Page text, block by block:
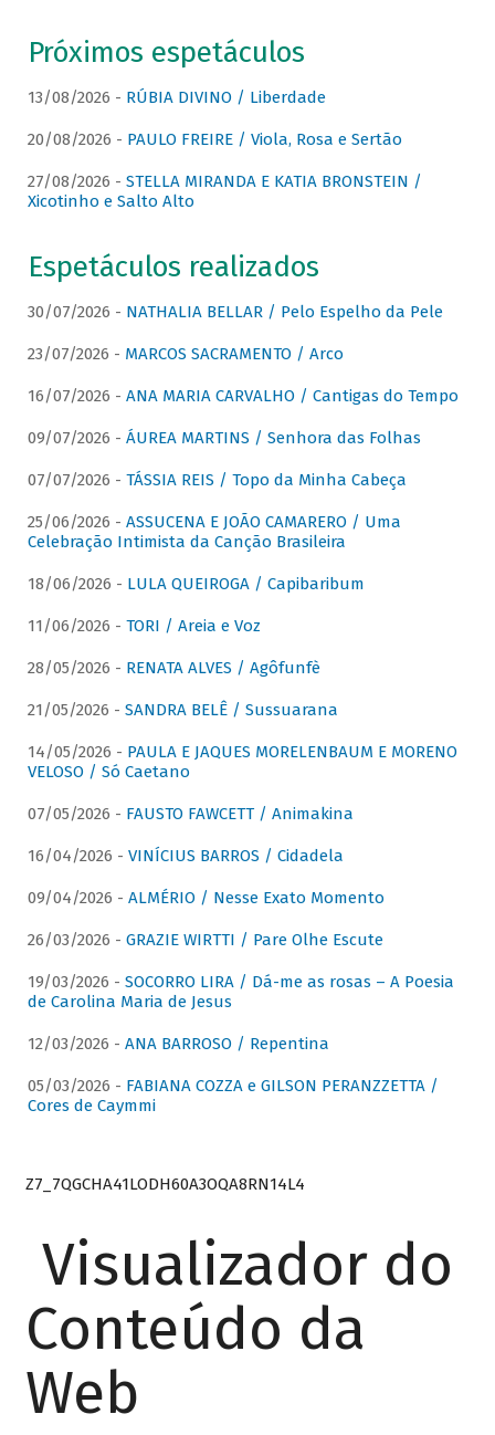
Próximos espetáculos
13/08/2026 - RÚBIA DIVINO / Liberdade
20/08/2026 - PAULO FREIRE / Viola, Rosa e Sertão
27/08/2026 - STELLA MIRANDA E KATIA BRONSTEIN /
Xicotinho e Salto Alto
Espetáculos realizados
30/07/2026 - NATHALIA BELLAR / Pelo Espelho da Pele
23/07/2026 - MARCOS SACRAMENTO / Arco
16/07/2026 - ANA MARIA CARVALHO / Cantigas do Tempo
09/07/2026 - ÁUREA MARTINS / Senhora das Folhas
07/07/2026 - TÁSSIA REIS / Topo da Minha Cabeça
25/06/2026 - ASSUCENA E JOÃO CAMARERO / Uma
Celebração Intimista da Canção Brasileira
18/06/2026 - LULA QUEIROGA / Capibaribum
11/06/2026 - TORI / Areia e Voz
28/05/2026 - RENATA ALVES / Agôfunfè
21/05/2026 - SANDRA BELÊ / Sussuarana
14/05/2026 - PAULA E JAQUES MORELENBAUM E MORENO
VELOSO / Só Caetano
07/05/2026 - FAUSTO FAWCETT / Animakina
16/04/2026 - VINÍCIUS BARROS / Cidadela
09/04/2026 - ALMÉRIO / Nesse Exato Momento
26/03/2026 - GRAZIE WIRTTI / Pare Olhe Escute
19/03/2026 - SOCORRO LIRA / Dá-me as rosas – A Poesia
de Carolina Maria de Jesus
12/03/2026 - ANA BARROSO / Repentina
05/03/2026 - FABIANA COZZA e GILSON PERANZZETTA /
Cores de Caymmi
Z7_7QGCHA41LODH60A3OQA8RN14L4
Visualizador do
Conteúdo da
Web